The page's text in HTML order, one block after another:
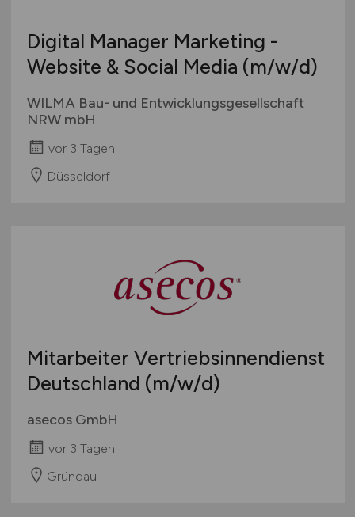
Digital Manager Marketing -
Website & Social Media (m/w/d)
WILMA Bau- und Entwicklungsgesellschaft
NRW mbH
vor 3 Tagen
Düsseldorf
Mitarbeiter Vertriebsinnendienst
Deutschland (m/w/d)
asecos GmbH
vor 3 Tagen
Gründau